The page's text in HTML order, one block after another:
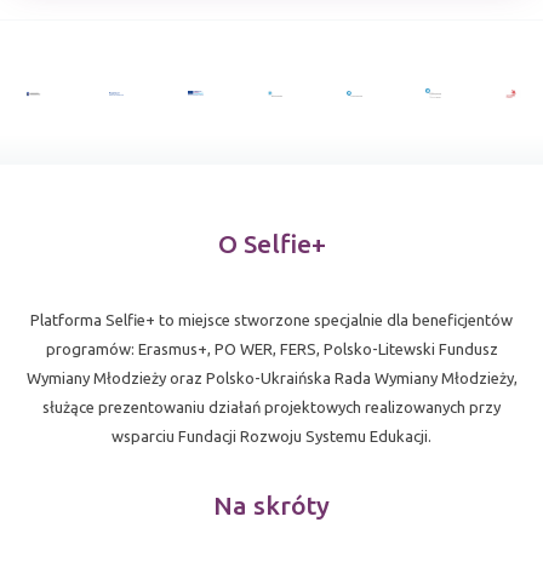
O Selfie+
Platforma Selfie+ to miejsce stworzone specjalnie dla beneficjentów
programów: Erasmus+, PO WER, FERS, Polsko-Litewski Fundusz
Wymiany Młodzieży oraz Polsko-Ukraińska Rada Wymiany Młodzieży,
służące prezentowaniu działań projektowych realizowanych przy
wsparciu Fundacji Rozwoju Systemu Edukacji.
Na skróty